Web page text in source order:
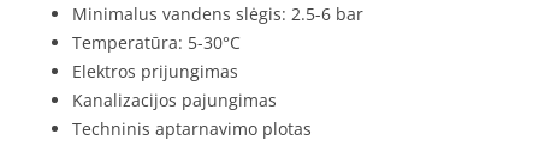
Minimalus vandens slėgis: 2.5-6 bar
Temperatūra: 5-30°C
Elektros prijungimas
Kanalizacijos pajungimas
Techninis aptarnavimo plotas